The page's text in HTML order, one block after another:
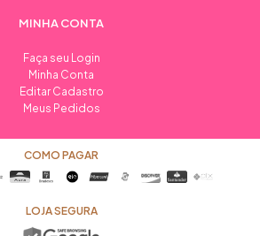
MINHA CONTA
Faça seu Login
Minha Conta
Editar Cadastro
Meus Pedidos
COMO PAGAR
LOJA SEGURA